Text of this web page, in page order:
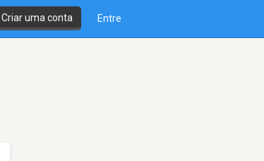
Criar uma conta Entre